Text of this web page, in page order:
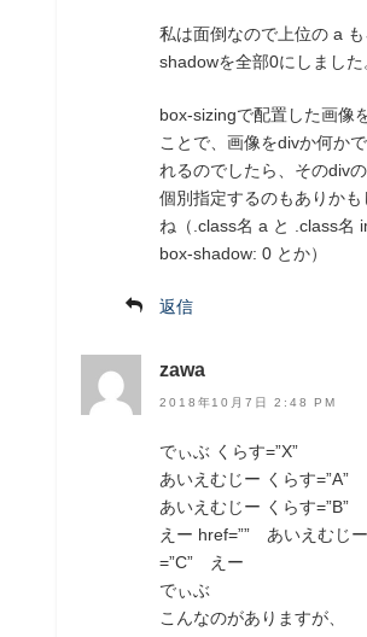
私は面倒なので上位の a
shadowを全部0にしました
box-sizingで配置した画像
ことで、画像をdivか何か
れるのでしたら、そのdiv
個別指定するのもありかも
ね（.class名 a と .class名
box-shadow: 0 とか）
返信
zawa
2018年10月7日 2:48 PM
でぃぶ くらす=”X”
あいえむじー くらす=”A”
あいえむじー くらす=”B”
えー href=”” あいえむじ
=”C” えー
でぃぶ
こんなのがありますが、